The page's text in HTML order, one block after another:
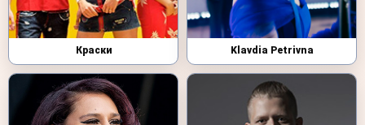
Краски Klavdia Petrivna